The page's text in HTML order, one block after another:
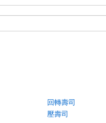
回轉壽司
壓壽司